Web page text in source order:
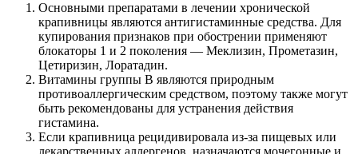
Основными препаратами в лечении хронической
крапивницы являются антигистаминные средства. Для
купирования признаков при обострении применяют
блокаторы 1 и 2 поколения — Меклизин, Прометазин,
Цетиризин, Лоратадин.
Витамины группы В являются природным
противоаллергическим средством, поэтому также могут
быть рекомендованы для устранения действия
гистамина.
Если крапивница рецидивировала из-за пищевых или